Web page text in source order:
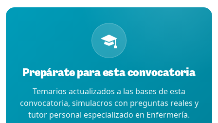
Prepárate para esta convocatoria
Temarios actualizados a las bases de esta
convocatoria, simulacros con preguntas reales y
tutor personal especializado en Enfermería.